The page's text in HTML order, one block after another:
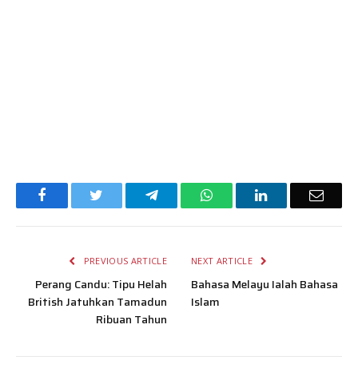
Facebook TelegramWhatsAppLinkedIn Email
PREVIOUS ARTICLE
Perang Candu: Tipu Helah
British Jatuhkan Tamadun
Ribuan Tahun
NEXT ARTICLE
Bahasa Melayu Ialah Bahasa
Islam